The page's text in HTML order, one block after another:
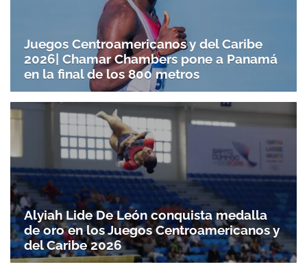
Juegos Centroamericanos y del Caribe
2026| Chamar Chambers pone a Panamá
en la final de los 800 metros
Alyiah Lide De León conquista medalla
de oro en los Juegos Centroamericanos y
del Caribe 2026